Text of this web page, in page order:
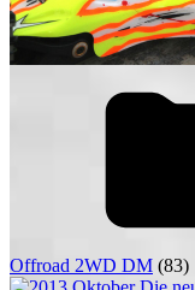
Offroad 2WD DM (83)